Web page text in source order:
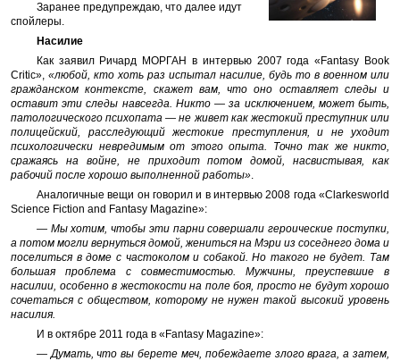
Заранее предупреждаю, что далее идут
спойлеры.
Насилие
Как заявил Ричард МОРГАН в интервью 2007 года «Fantasy Book
Critic», «любой, кто хоть раз испытал насилие, будь то в военном или
гражданском контексте, скажет вам, что оно оставляет следы и
оставит эти следы навсегда. Никто — за исключением, может быть,
патологического психопата — не живет как жестокий преступник или
полицейский, расследующий жестокие преступления, и не уходит
психологически невредимым от этого опыта. Точно так же никто,
сражаясь на войне, не приходит потом домой, насвистывая, как
рабочий после хорошо выполненной работы».
Аналогичные вещи он говорил и в интервью 2008 года «Clarkesworld
Science Fiction and Fantasy Magazine»:
— Мы хотим, чтобы эти парни совершали героические поступки,
а потом могли вернуться домой, жениться на Мэри из соседнего дома и
поселиться в доме с частоколом и собакой. Но такого не будет. Там
большая проблема с совместимостью. Мужчины, преуспевшие в
насилии, особенно в жестокости на поле боя, просто не будут хорошо
сочетаться с обществом, которому не нужен такой высокий уровень
насилия.
И в октябре 2011 года в «Fantasy Magazine»:
— Думать, что вы берете меч, побеждаете злого врага, а затем,